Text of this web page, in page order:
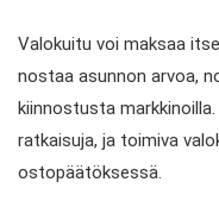
Valokuitu voi maksaa
nostaa asunnon arvoa,
kiinnostusta
ratkaisuja, ja toimiva
ostopäätöksessä.